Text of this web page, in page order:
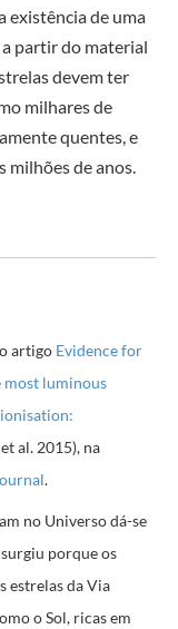
existência de uma
partir do material
devem ter
milhares de
quentes, e
milhões de anos.
artigo Evidence for
most luminous
al. 2015), na
.
no Universo dá-se
porque os
estrelas da Via
o Sol, ricas em